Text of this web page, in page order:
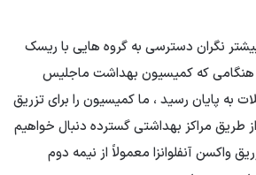
نگران دسترسی به گروه هایی با ریسک
هنگامی که کمیسیون بهداشت ماجلیس
به پایان رسید ، ما کمیسیون را برای تزریق
طریق مراکز بهداشتی گسترده دنبال خواهیم
واکسن آنفلوانزا معمولاً از نیمه دوم